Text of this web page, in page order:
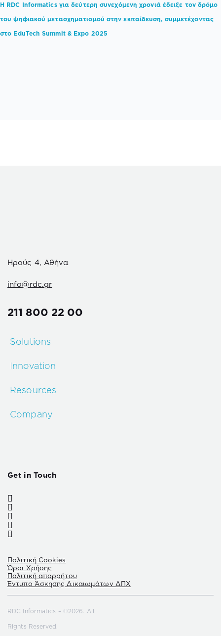
Η RDC Informatics για δεύτερη συνεχόμενη χρονιά έδειξε τον δρόμο
του ψηφιακού μετασχηματισμού στην εκπαίδευση, συμμετέχοντας
στο EduTech Summit & Expo 2025
Ηρούς 4, Αθήνα
info@rdc.gr
211 800 22 00
Solutions
Innovation
Resources
Company
Get in Touch
Πολιτική Cookies
Όροι Χρήσης
Πολιτική απορρήτου
Έντυπο Άσκησης Δικαιωμάτων ΔΠΧ
RDC Informatics – ©2026. All
Rights Reserved.